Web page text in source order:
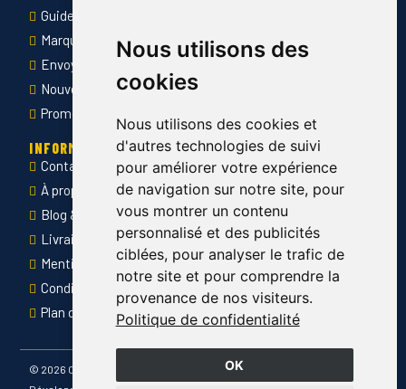
Nous utilisons des
cookies
Nous utilisons des cookies et
d'autres technologies de suivi
pour améliorer votre expérience
de navigation sur notre site, pour
vous montrer un contenu
personnalisé et des publicités
ciblées, pour analyser le trafic de
notre site et pour comprendre la
provenance de nos visiteurs.
Politique de confidentialité
OK
Guide des tailles
Marquage des vêtements professionnels
Envoyer Mandats administratifs
Nouveautés
Promotions
INFORMATIONS
Contact
À propos de Côté Pro
Blog & conseils
Livraison & retour
Mentions légales
Conditions générales de ventes
Plan du site
© 2026 Côté Pro